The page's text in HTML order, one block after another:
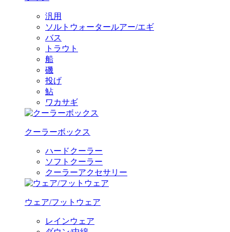
汎用
ソルトウォータールアー/エギ
バス
トラウト
船
磯
投げ
鮎
ワカサギ
クーラーボックス
ハードクーラー
ソフトクーラー
クーラーアクセサリー
ウェア/フットウェア
レインウェア